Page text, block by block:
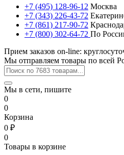
+7 (495) 128-96-12 Москва
+7 (343) 226-43-72
+7 (861) 217-90-72
+7 (800) 302-64-72 По
Прием заказов on-line:
Мы отправляем товары по всей
Мы в сети, пишите
0
0
Корзина
0 ₽
0
Товары в корзине